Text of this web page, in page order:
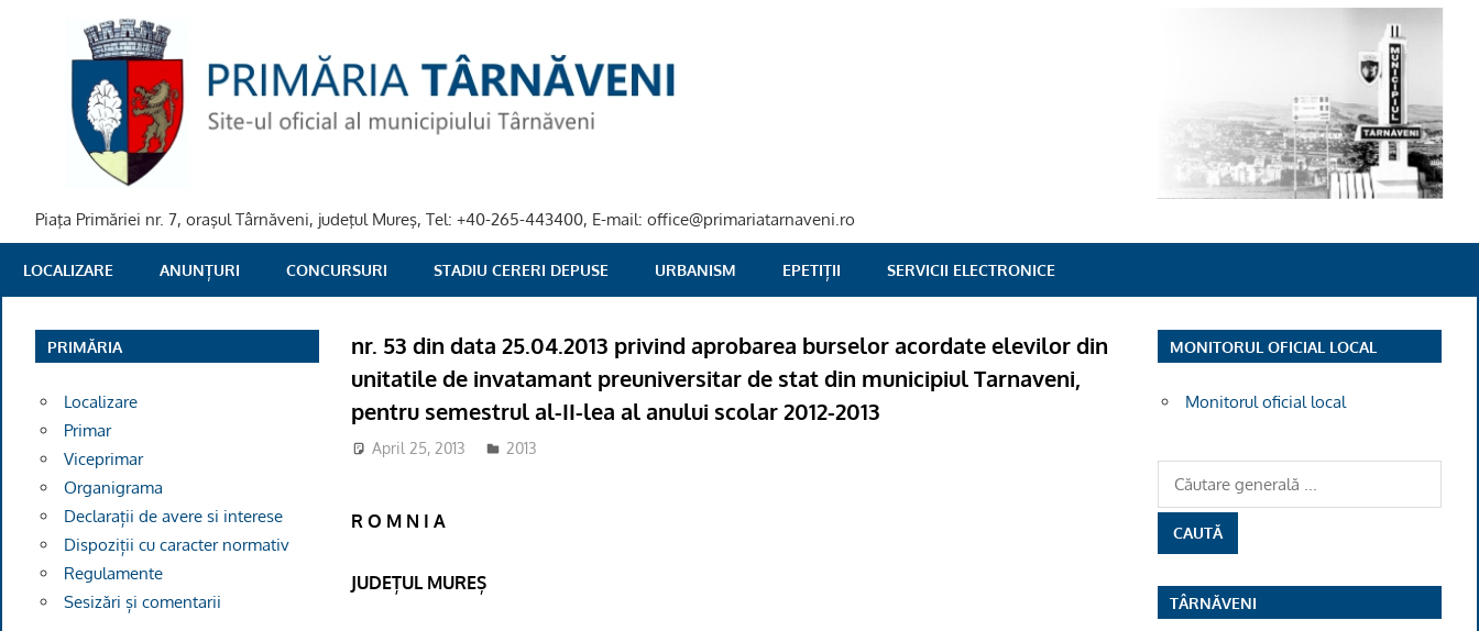
PRIMARIA
TARNAVENI
Piaţa Primăriei nr. 7, oraşul Târnăveni, judeţul Mureş, Tel: +40-265-443400, E-mail: office@primariatarnaveni.ro
LOCALIZARE ANUNȚURI CONCURSURI STADIU CERERI DEPUSE URBANISM EPETIȚII SERVICII ELECTRONICE
nr. 53 din data 25.04.2013 privind aprobarea burselor acordate elevilor din
unitatile de invatamant preuniversitar de stat din municipiul Tarnaveni,
pentru semestrul al-II-lea al anului scolar 2012-2013
April 25, 2013 2013
R O M N I A
JUDEȚUL MUREȘ
PRIMĂRIA
Localizare
Primar
Viceprimar
Organigrama
Declarații de avere si interese
Dispoziții cu caracter normativ
Regulamente
Sesizări și comentarii
MONITORUL OFICIAL LOCAL
Monitorul oficial local
TÂRNĂVENI